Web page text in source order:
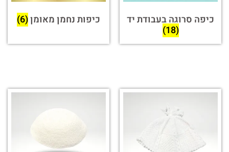
כיפה סרוגה בעבודת יד
(18)
כיפות נחמן מאומן(6)